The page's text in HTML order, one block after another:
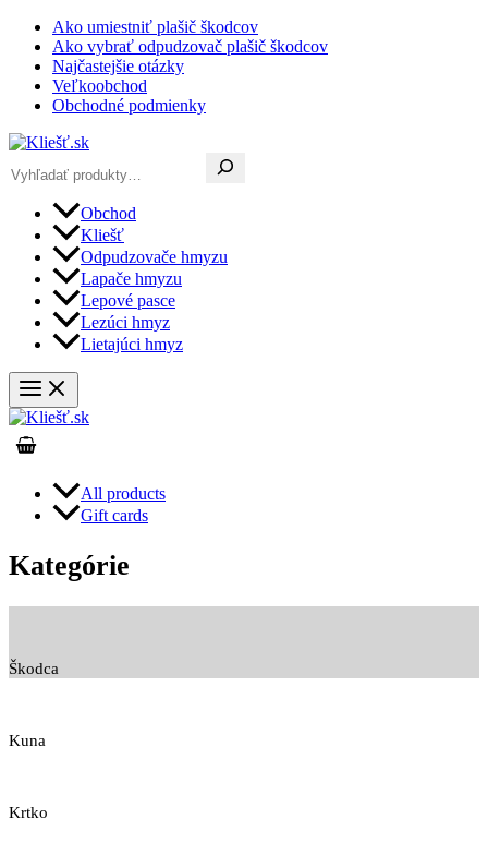
Preskočiť
obsah
Ako umiestniť plašič škodcov
Ako vybrať odpudzovač plašič škodcov
Najčastejšie otázky
Veľkoobchod
Obchodné podmienky
Obchod
Kliešť
Odpudzovače hmyzu
Lapače hmyzu
Lepové pasce
Lezúci hmyz
Lietajúci hmyz
All products
Gift cards
Kategórie
Škodca
Kuna
Krtko